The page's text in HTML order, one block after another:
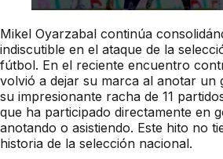
Mikel Oyarzabal continúa
indiscutible en el ataque de la
fútbol. En el reciente encuentro
volvió a dejar su marca al anotar un
su impresionante racha de 11
que ha participado directamente en
anotando o asistiendo. Este hito no
historia de la selección nacional.